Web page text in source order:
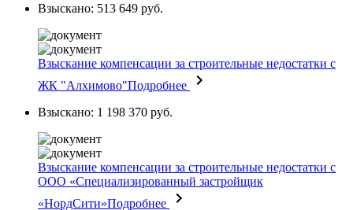
Взыскано: 513 649 руб.
Взыскание компенсации за строительные недостатки с
ЖК "Алхимово"Подробнее
Взыскано: 1 198 370 руб.
Взыскание компенсации за строительные недостатки с
ООО «Специализированный застройщик
«НордСити»Подробнее